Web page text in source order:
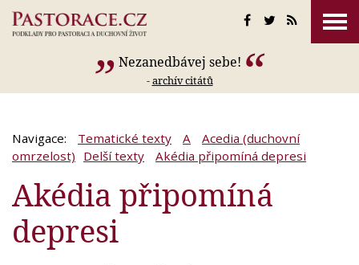
Nezanedbávej sebe!
-archív citátů
Navigace: Tematické texty A
Acedia (duchovní
omrzelost) Delší texty Akédia připomíná depresi
Akédia připomíná
depresi